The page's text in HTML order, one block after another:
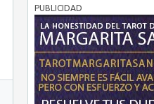
PUBLICIDAD